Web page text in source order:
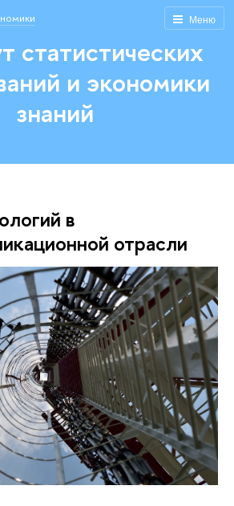
Меню
статистических
и экономики
знаний
в
отрасли